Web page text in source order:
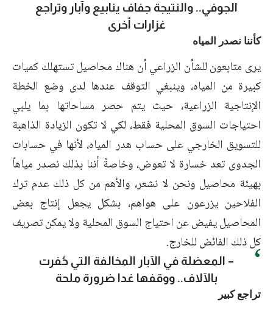
الجوفي.. والنتيجة جفاف ينابيع وآبار وتراجع
غزارات أخرى
كأننا نصدر المياه
يرى متابعون للشأن الزراعي أن هناك محاصيل تستهلك كميات
كبيرة من المياه، وينبغي التوقف عندها لدى وضع الخطة
الإنتاجية الزراعية، حيث يتم حصر مساحاتها بما يلبي
احتياجات السوق المحلية فقط، لكي لا تكون الزيادة الذاهبة
للتسويق الخارجي على حساب هدر المياه، لأنها في حسابات
الجدوى تعد خسارة لا تعوض، وخاصةً أننا بذلك نصدر مياهاً
بهيئة محاصيل ونحن لا نشعر، والأهم من كل ذلك عدم ترك
الفلاحين يزرعون على هواهم، بشكل يجعل إنتاج بعض
المحاصيل يفيض عن احتياج السوق المحلية ولا يمكن تصريف
كل ذلك الفائض للخارج.
– المعضلة في الآبار المخالفة التي حُفرت
بالآلاف.. ووقفها غدا ضرورة ملحة
تراجع كبير